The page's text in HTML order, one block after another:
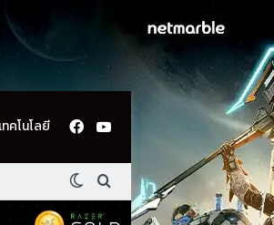
เทคโนโลยี Facebook
YouTube
Switch skin
ค้นหา